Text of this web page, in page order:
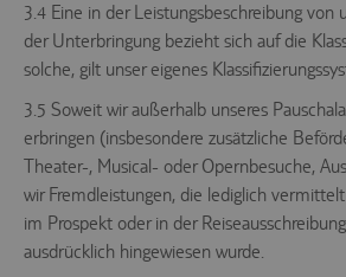
3.4 Eine in der Leistungsbeschreibung
der Unterbringung bezieht sich auf die
solche, gilt unser eigenes
3.5 Soweit wir außerhalb unseres
erbringen (insbesondere zusätzliche
Theater-, Musical- oder Opernbesuche,
wir Fremdleistungen, die lediglich
im Prospekt oder in der
ausdrücklich hingewiesen wurde.